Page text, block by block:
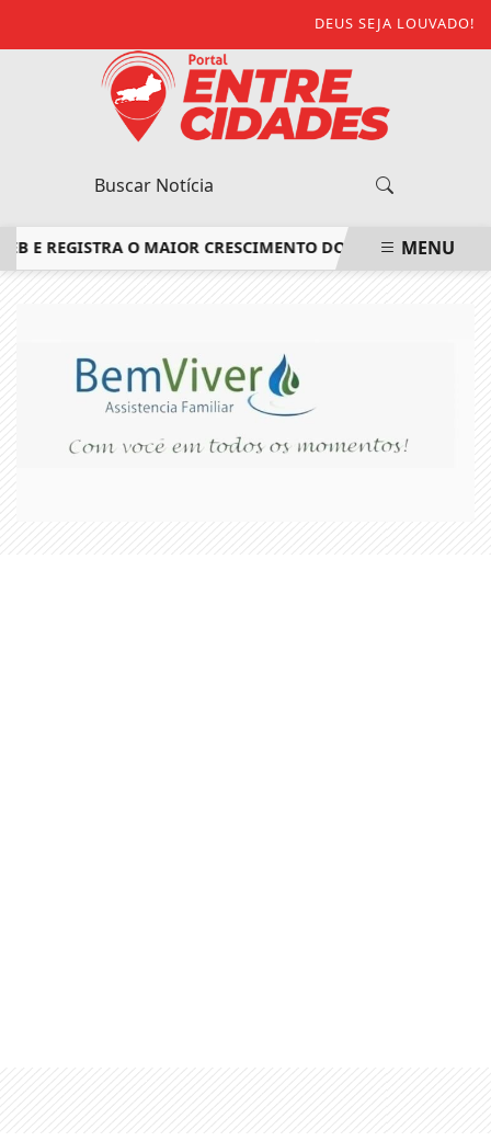
DEUS SEJA LOUVADO!
O MAIOR CRESCIMENTO DO ESTADO DO RIO DE
MENU